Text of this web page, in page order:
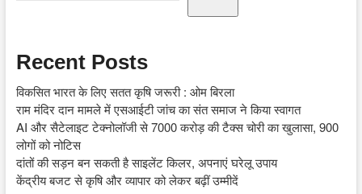
Recent Posts
विकसित भारत के लिए सतत कृषि जरूरी : ओम बिरला
राम मंदिर दान मामले में एसआईटी जांच का संत समाज ने किया स्वागत
AI और सैटेलाइट टेक्नोलॉजी से 7000 करोड़ की टैक्स चोरी का खुलासा, 900
लोगों को नोटिस
दांतों की सड़न बन सकती है साइलेंट किलर, अपनाएं घरेलू उपाय
केंद्रीय बजट से कृषि और व्यापार को लेकर बढ़ीं उम्मीदें